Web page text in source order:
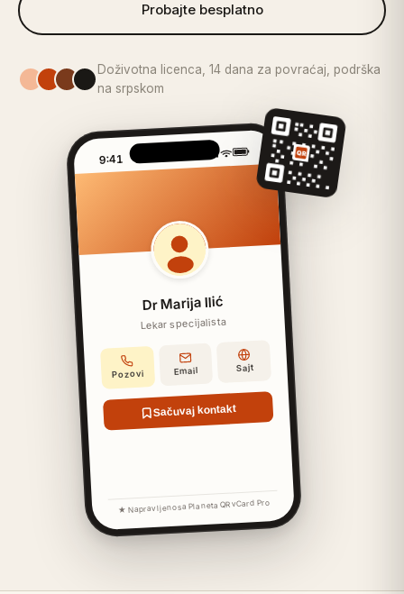
Probajte besplatno
Doživotna licenca, 14 dana za povraćaj, podrška
na srpskom
QR
9:41
Dr Marija Ilić
Lekar specijalista
Pozovi Email Sajt
Sačuvaj kontakt
★ Napravljeno sa Planeta QR vCard Pro